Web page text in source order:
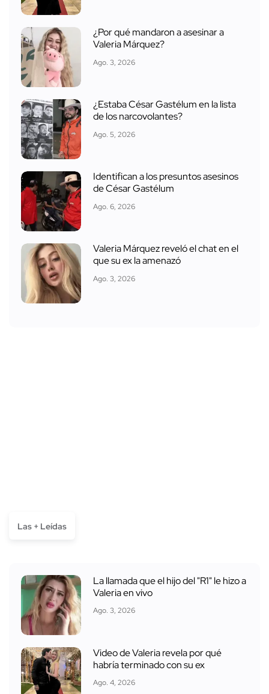
¿Por qué mandaron a asesinar a
Valeria Márquez?
Ago. 3, 2026
¿Estaba César Gastélum en la lista
de los narcovolantes?
Ago. 5, 2026
Identifican a los presuntos asesinos
de César Gastélum
Ago. 6, 2026
Valeria Márquez reveló el chat en el
que su ex la amenazó
Ago. 3, 2026
Las + Leídas
La llamada que el hijo del "R1" le hizo a
Valeria en vivo
Ago. 3, 2026
Video de Valeria revela por qué
habría terminado con su ex
Ago. 4, 2026